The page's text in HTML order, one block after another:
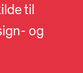
til
og